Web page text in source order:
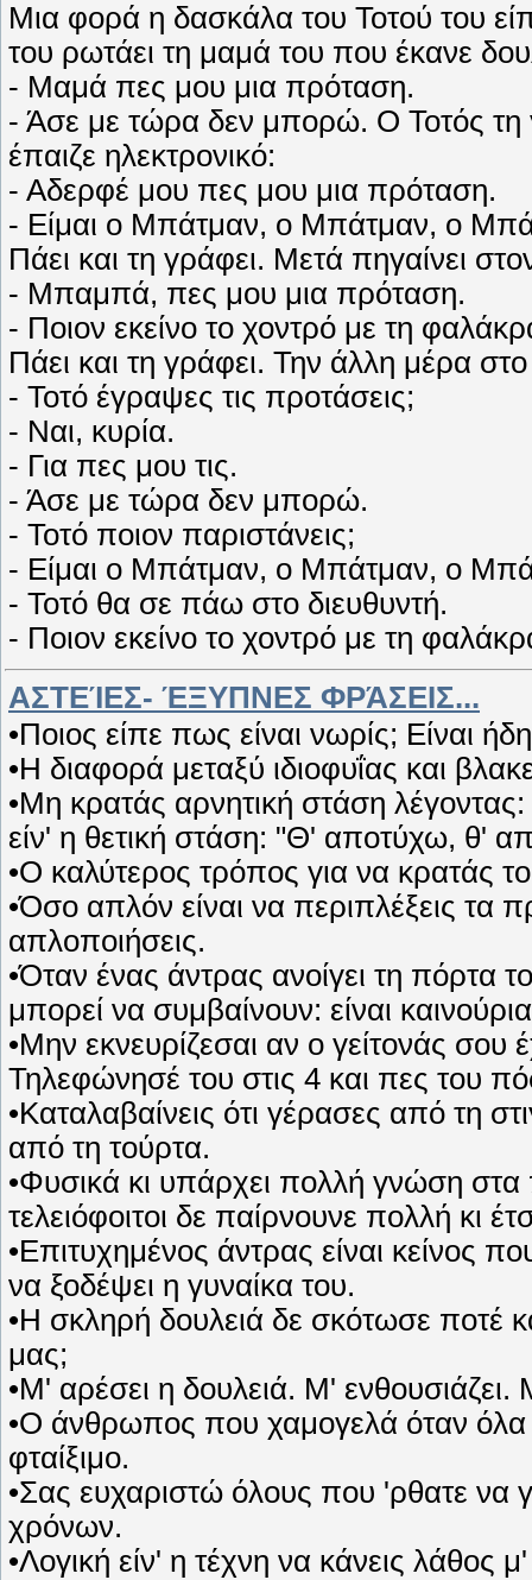
Μια φορά η δασκάλα του Τοτού του
του ρωτάει τη μαμά του που έκανε
- Μαμά πες μου μια πρόταση.
- Άσε με τώρα δεν μπορώ. Ο Τοτός τη
έπαιζε ηλεκτρονικό:
- Αδερφέ μου πες μου μια πρόταση.
- Είμαι ο Μπάτμαν, ο Μπάτμαν, ο
Πάει και τη γράφει. Μετά πηγαίνει
- Μπαμπά, πες μου μια πρόταση.
- Ποιον εκείνο το χοντρό με τη
Πάει και τη γράφει. Την άλλη μέρα
- Τοτό έγραψες τις προτάσεις;
- Ναι, κυρία.
- Για πες μου τις.
- Άσε με τώρα δεν μπορώ.
- Τοτό ποιον παριστάνεις;
- Είμαι ο Μπάτμαν, ο Μπάτμαν, ο
- Τοτό θα σε πάω στο διευθυντή.
- Ποιον εκείνο το χοντρό με τη
ΑΣΤΕΊΕΣ- ΈΞΥΠΝΕΣ ΦΡΆΣΕΙΣ...
•Ποιος είπε πως είναι νωρίς; Είναι
•Η διαφορά μεταξύ ιδιοφυΐας και
•Μη κρατάς αρνητική στάση
είν' η θετική στάση: "Θ' αποτύχω, θ'
•Ο καλύτερος τρόπος για να κρατάς
•Όσο απλόν είναι να περιπλέξεις τα
απλοποιήσεις.
•Όταν ένας άντρας ανοίγει τη πόρτα
μπορεί να συμβαίνουν: είναι
•Μην εκνευρίζεσαι αν ο γείτονάς σου
Τηλεφώνησέ του στις 4 και πες του
•Καταλαβαίνεις ότι γέρασες από τη
από τη τούρτα.
•Φυσικά κι υπάρχει πολλή γνώση στα
τελειόφοιτοι δε παίρνουνε πολλή κι
•Επιτυχημένος άντρας είναι κείνος
να ξοδέψει η γυναίκα του.
•Η σκληρή δουλειά δε σκότωσε ποτέ
μας;
•Μ' αρέσει η δουλειά. Μ'
•Ο άνθρωπος που χαμογελά όταν όλα
φταίξιμο.
•Σας ευχαριστώ όλους που 'ρθατε να
χρόνων.
•Λογική είν' η τέχνη να κάνεις λάθος